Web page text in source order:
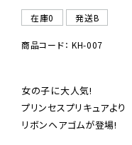
在庫0 発送B
商品コード： KH-007
女の子に大人気!
プリンセスプリキュアより
リボンヘアゴムが登場!